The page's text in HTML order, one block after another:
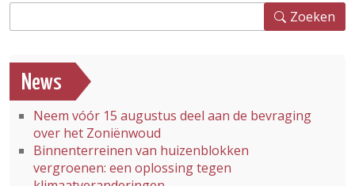
Zoeken
News
Neem vóór 15 augustus deel aan de bevraging
over het Zoniënwoud
Binnenterreinen van huizenblokken
vergroenen: een oplossing tegen